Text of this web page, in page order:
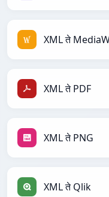
XML ते PDF
XML ते PNG
XML ते Qlik